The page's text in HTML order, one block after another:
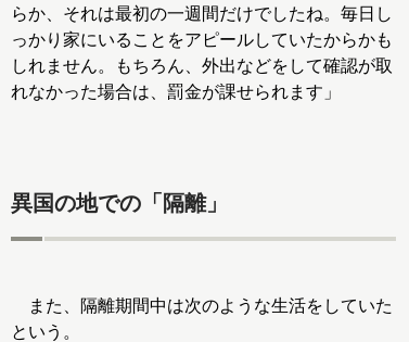
らか、それは最初の一週間だけでしたね。毎日し
っかり家にいることをアピールしていたからかも
しれません。もちろん、外出などをして確認が取
れなかった場合は、罰金が課せられます」
異国の地での「隔離」
また、隔離期間中は次のような生活をしていた
という。